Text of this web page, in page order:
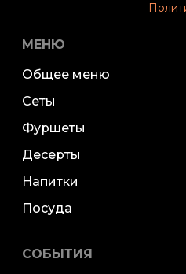
МЕНЮ
Общее меню
Сеты
Фуршеты
Десерты
Напитки
Посуда
СОБЫТИЯ